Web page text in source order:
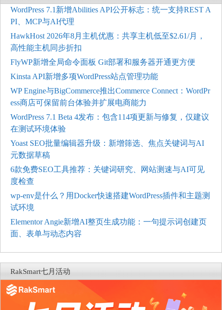
WordPress 7.1新增Abilities API公开标志：统一支持REST A
PI、MCP与AI代理
HawkHost 2026年8月主机优惠：共享主机低至$2.61/月，
高性能主机同步折扣
FlyWP新增全局命令面板 Git部署和服务器开通更方便
Kinsta API新增多项WordPress站点管理功能
WP Engine与BigCommerce推出Commerce Connect：WordPr
ess商店可保留前台体验并扩展电商能力
WordPress 7.1 Beta 4发布：包含114项更新与修复，仅建议
在测试环境体验
Yoast SEO批量编辑器升级：新增筛选、焦点关键词与AI
元数据草稿
6款免费SEO工具推荐：关键词研究、网站测速与AI可见
度检查
wp-env是什么？用Docker快速搭建WordPress插件和主题测
试环境
Elementor Angie新增AI整页生成功能：一句提示词创建页
面、表单与动态内容
RakSmart七月活动